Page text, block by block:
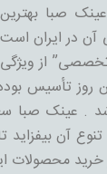
صبا
آن در ایران
از
روز تأسیس
. عینک صبا
آن بیفزاید
محصولات